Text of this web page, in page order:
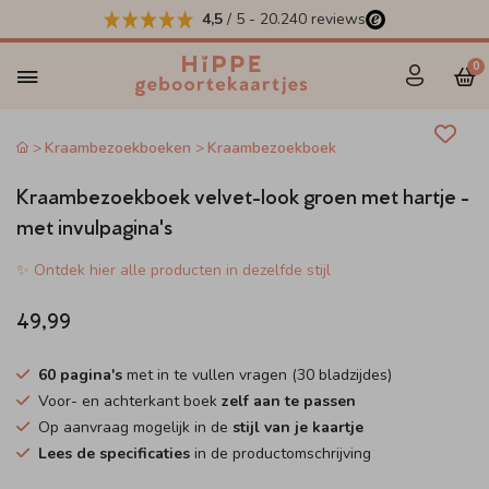
4,5 / 5 - 20.240 reviews
0
Kraambezoekboeken Kraambezoekboek
Kraambezoekboek velvet-look groen met hartje -
met invulpagina's
✨ Ontdek hier alle producten in dezelfde stijl
49,99
60 pagina's met in te vullen vragen (30 bladzijdes)
Voor- en achterkant boek zelf aan te passen
Op aanvraag mogelijk in de stijl van je kaartje
Lees de specificaties in de productomschrijving